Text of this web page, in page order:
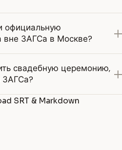
официальную
вне ЗАГСа в Москве?
свадебную церемонию,
ЗАГСа?
SRT & Markdown